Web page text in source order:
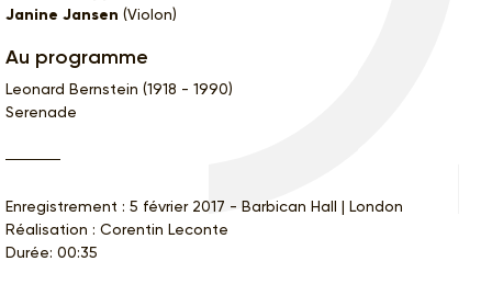
Janine Jansen (Violon)
Au programme
Leonard Bernstein (1918 - 1990)
Serenade
Enregistrement : 5 février 2017 - Barbican Hall | London
Réalisation : Corentin Leconte
Durée: 00:35